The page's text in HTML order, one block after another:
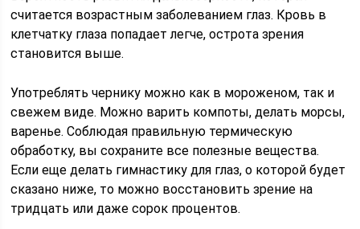
считается возрастным заболеванием глаз. Кровь в
клетчатку глаза попадает легче, острота зрения
становится выше.
Употреблять чернику можно как в мороженом, так и
свежем виде. Можно варить компоты, делать морсы,
варенье. Соблюдая правильную термическую
обработку, вы сохраните все полезные вещества.
Если еще делать гимнастику для глаз, о которой будет
сказано ниже, то можно восстановить зрение на
тридцать или даже сорок процентов.